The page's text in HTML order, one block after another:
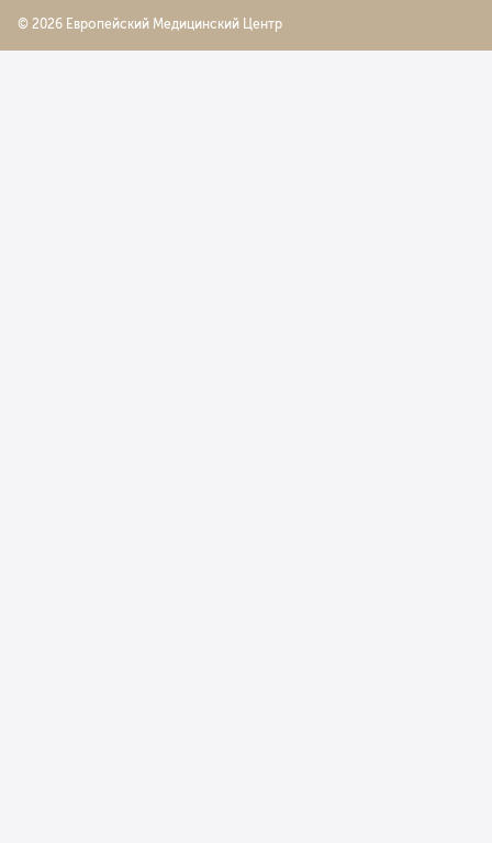
© 2026 Европейский Медицинский Центр